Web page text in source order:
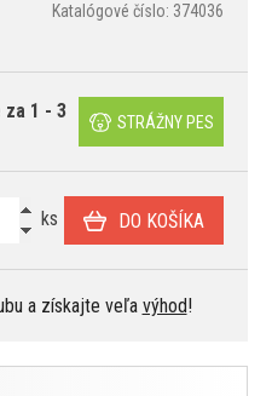
Katalógové číslo: 374036
za 1 - 3
STRÁŽNY PES
ks DO KOŠÍKA
a získajte veľa výhod!